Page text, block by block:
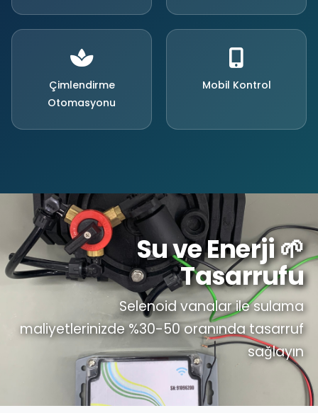
Mobil Kontrol
Çimlendirme
Otomasyonu
🌱 Su ve Enerji
Tasarrufu
Selenoid vanalar ile sulama
maliyetlerinizde %30-50 oranında tasarruf
sağlayın